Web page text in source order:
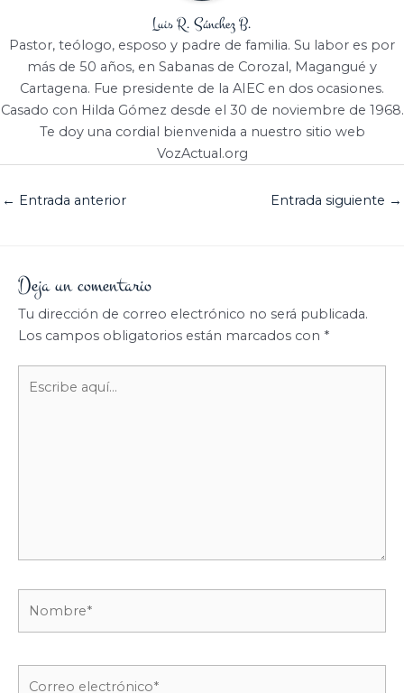
Luis R. Sánchez B.
Pastor, teólogo, esposo y padre de familia. Su labor es por
más de 50 años, en Sabanas de Corozal, Magangué y
Cartagena. Fue presidente de la AIEC en dos ocasiones.
Casado con Hilda Gómez desde el 30 de noviembre de 1968.
Te doy una cordial bienvenida a nuestro sitio web
VozActual.org
← Entrada anterior Entrada siguiente →
Deja un comentario
Tu dirección de correo electrónico no será publicada.
Los campos obligatorios están marcados con *